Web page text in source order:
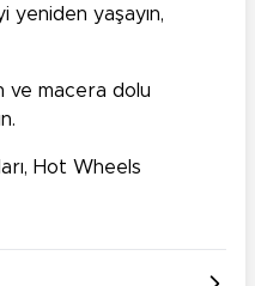
yeniden yaşayın,
ve macera dolu
Hot Wheels